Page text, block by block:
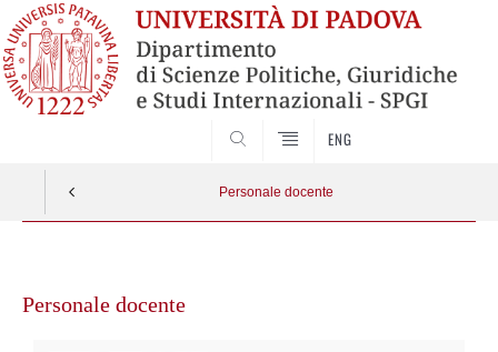
ENG
Personale docente
contenuto
Personale docente